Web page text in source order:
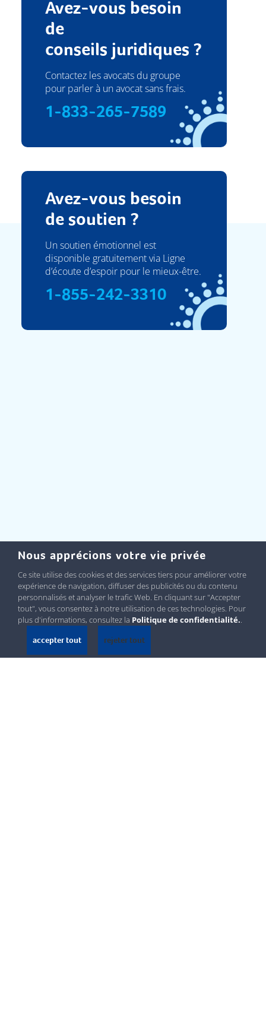
Avez-vous besoin
de
conseils juridiques ?
Contactez les avocats du groupe
pour parler à un avocat sans frais.
1-833-265-7589
Avez-vous besoin
de soutien ?
Un soutien émotionnel est
disponible gratuitement via Ligne
d’écoute d’espoir pour le mieux-être.
1-855-242-3310
Nous apprécions votre vie privée
Ce site utilise des cookies et des services tiers pour améliorer votre
expérience de navigation, diffuser des publicités ou du contenu
personnalisés et analyser le trafic Web. En cliquant sur "Accepter
tout", vous consentez à notre utilisation de ces technologies. Pour
plus d'informations, consultez la Politique de confidentialité..
accepter tout rejeter tout